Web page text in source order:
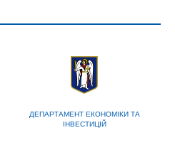
ДЕПАРТАМЕНТ ЕКОНОМІКИ ТА
ІНВЕСТИЦІЙ